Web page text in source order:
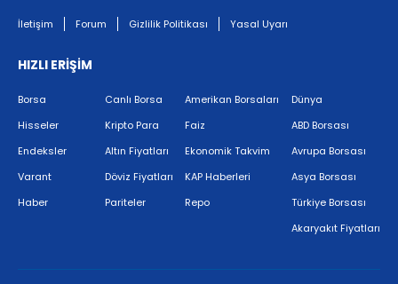
İletişim Forum Gizlilik Politikası Yasal Uyarı
HIZLI ERİŞİM
Borsa
Hisseler
Endeksler
Varant
Haber
Canlı Borsa
Kripto Para
Altın Fiyatları
Döviz Fiyatları
Pariteler
Amerikan Borsaları
Faiz
Ekonomik Takvim
KAP Haberleri
Repo
Dünya
ABD Borsası
Avrupa Borsası
Asya Borsası
Türkiye Borsası
Akaryakıt Fiyatları